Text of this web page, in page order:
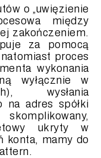
o „uwięzienie
między
zakończeniem.
za pomocą
proces
wykonania
wyłącznie w
wysłania
na adres spółki
ukryty w
konta, mamy do